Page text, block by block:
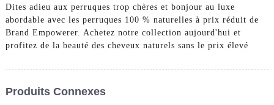
Dites adieu aux perruques trop chères et bonjour au luxe
abordable avec les perruques 100 % naturelles à prix réduit de
Brand Empowerer. Achetez notre collection aujourd'hui et
profitez de la beauté des cheveux naturels sans le prix élevé
Produits Connexes